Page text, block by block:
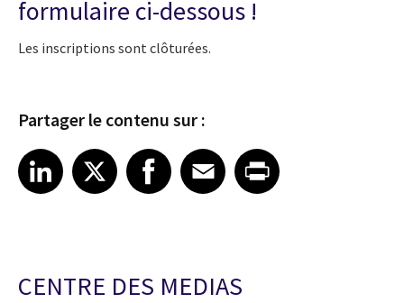
formulaire ci-dessous !
Les inscriptions sont clôturées.
Partager le contenu sur :
Share article on LinkedIn
LinkedIn
Share article on XShare article on Facebook
Facebook
Share article on Email
EmailShare article on Print
CENTRE DES MEDIAS